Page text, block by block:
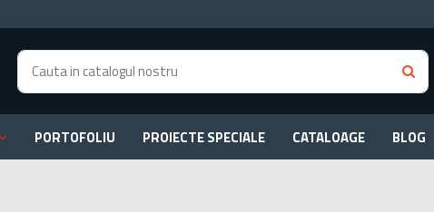
PORTOFOLIU PROIECTE SPECIALE CATALOAGE BLOG